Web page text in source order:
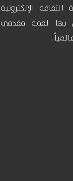
الإلكترونية
بها لقمة مقدمي
.